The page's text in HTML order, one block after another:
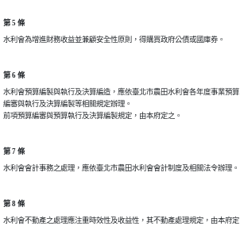
第 5 條
水利會為增進財務收益並兼顧安全性原則，得購買政府公債或國庫券。
第 6 條
水利會預算編製與執行及決算編造，應依臺北市農田水利會各年度事業預算
編審與執行及決算編製等相關規定辦理。
前項預算編審與預算執行及決算編製規定，由本府定之。
第 7 條
水利會會計事務之處理，應依臺北市農田水利會會計制度及相關法令辦理。
第 8 條
水利會不動產之處理應注重時效性及收益性，其不動產處理規定，由本府定